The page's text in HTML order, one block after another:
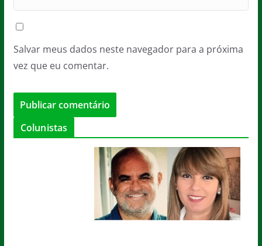
Salvar meus dados neste navegador para a próxima
vez que eu comentar.
Colunistas